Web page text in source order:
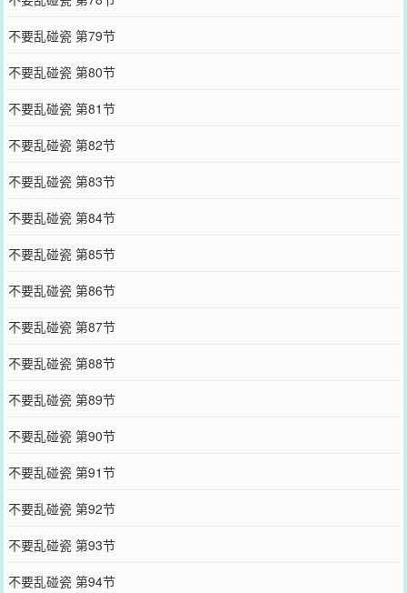
不要乱碰瓷 第79节
不要乱碰瓷 第80节
不要乱碰瓷 第81节
不要乱碰瓷 第82节
不要乱碰瓷 第83节
不要乱碰瓷 第84节
不要乱碰瓷 第85节
不要乱碰瓷 第86节
不要乱碰瓷 第87节
不要乱碰瓷 第88节
不要乱碰瓷 第89节
不要乱碰瓷 第90节
不要乱碰瓷 第91节
不要乱碰瓷 第92节
不要乱碰瓷 第93节
不要乱碰瓷 第94节